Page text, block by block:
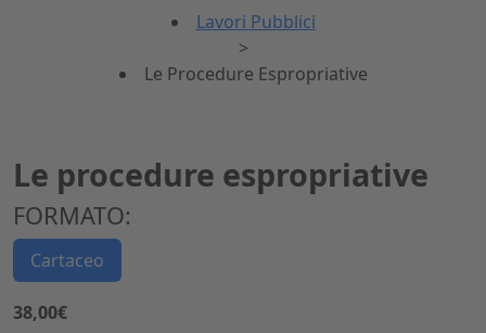
Lavori Pubblici
>
Le Procedure Espropriative
Le procedure espropriative
FORMATO:
Cartaceo
38,00€